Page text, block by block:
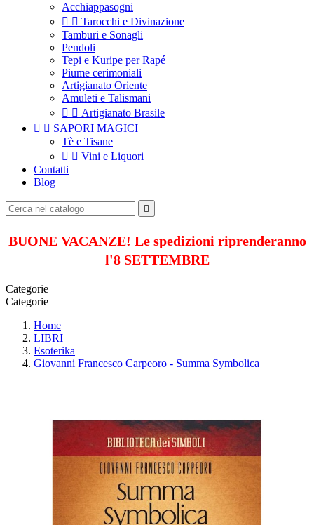
Acchiappasogni
  Tarocchi e Divinazione
Tamburi e Sonagli
Pendoli
Tepi e Kuripe per Rapé
Piume cerimoniali
Artigianato Oriente
Amuleti e Talismani
  Artigianato Brasile
  SAPORI MAGICI
Tè e Tisane
  Vini e Liquori
Contatti
Blog

BUONE VACANZE! Le spedizioni riprenderanno
l'8 SETTEMBRE
Categorie
Categorie
Home
LIBRI
Esoterika
Giovanni Francesco Carpeoro - Summa Symbolica